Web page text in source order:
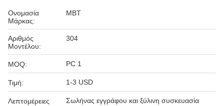
Ονομασία
Μάρκας:
MBT
Αριθμός
Μοντέλου:
304
MOQ: PC 1
Τιμή: 1-3 USD
Λεπτομέρειες
Σωλήνας εγγράφου και ξύλινη συσκευασία